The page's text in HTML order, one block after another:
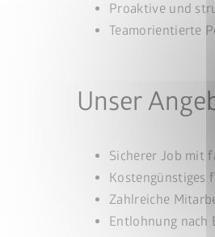
Proaktive und
Teamorientierte
Unser
Sicherer Job mit
Kostengünstiges
Zahlreiche
Entlohnung